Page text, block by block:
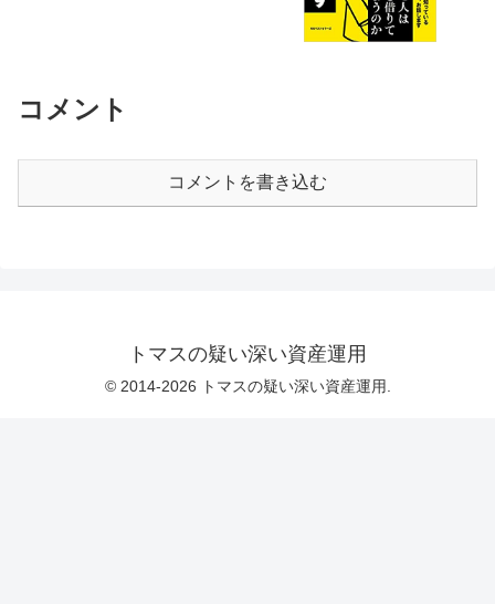
コメント
コメントを書き込む
トマスの疑い深い資産運用
© 2014-2026 トマスの疑い深い資産運用.